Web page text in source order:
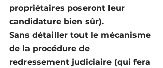
propriétaires poseront leur
candidature bien sûr).
Sans détailler tout le mécanisme
de la procédure de
redressement judiciaire (qui fera